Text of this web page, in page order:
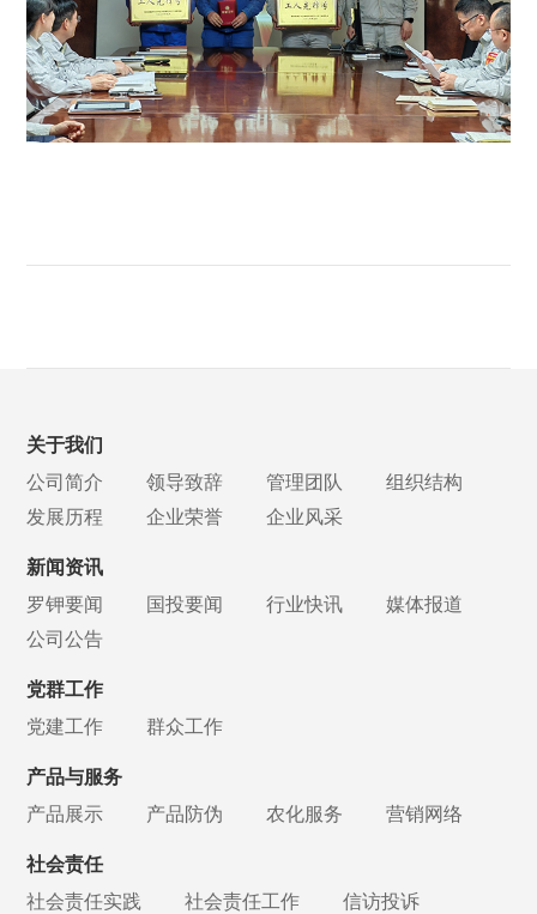
关于我们
公司简介
领导致辞 管理团队
组织结构
发展历程
企业荣誉 企业风采
新闻资讯
罗钾要闻
国投要闻 行业快讯
媒体报道
公司公告
党群工作
党建工作
群众工作
产品与服务
产品展示
产品防伪 农化服务 营销网络
社会责任
社会责任实践
社会责任工作 信访投诉